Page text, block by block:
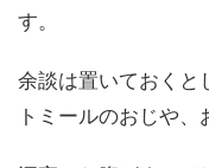
す。
余談は置いておくと
トミールのおじや、